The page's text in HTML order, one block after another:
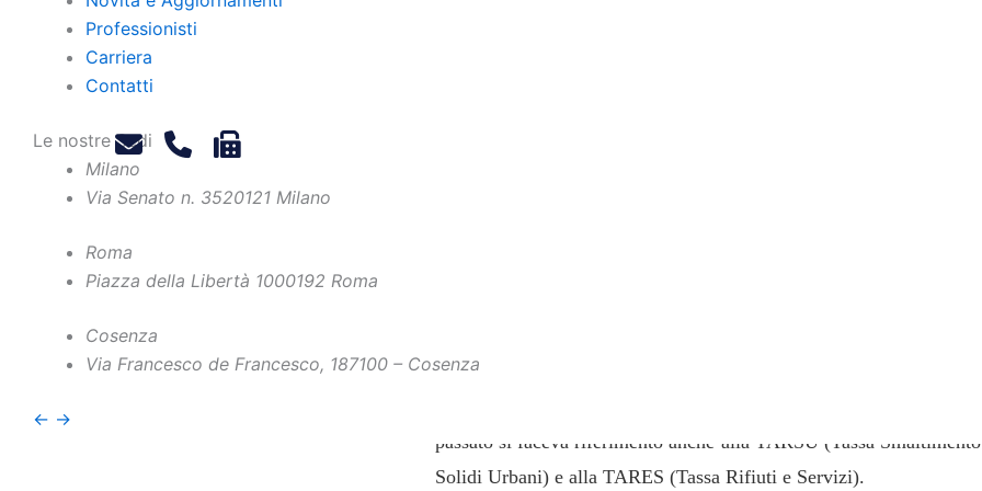
Professionisti
Carriera
Contatti
Le nostre Sedi
Milano
Via Senato n. 3520121 Milano
Roma
Piazza della Libertà 1000192 Roma
Cosenza
Via Francesco de Francesco, 187100 – Cosenza
← →
(TOSAP). Alcuni di questi tributi rientrano nella più ampia
passato si faceva riferimento anche alla TARSU (Tassa
Solidi Urbani) e alla TARES (Tassa Rifiuti e Servizi).